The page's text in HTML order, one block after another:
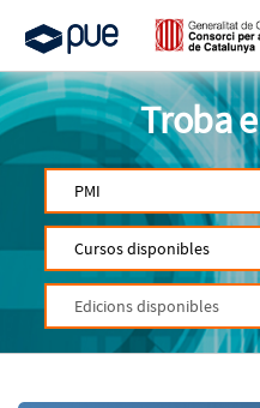
Troba
PMI
Cursos disponibles
Edicions disponibles